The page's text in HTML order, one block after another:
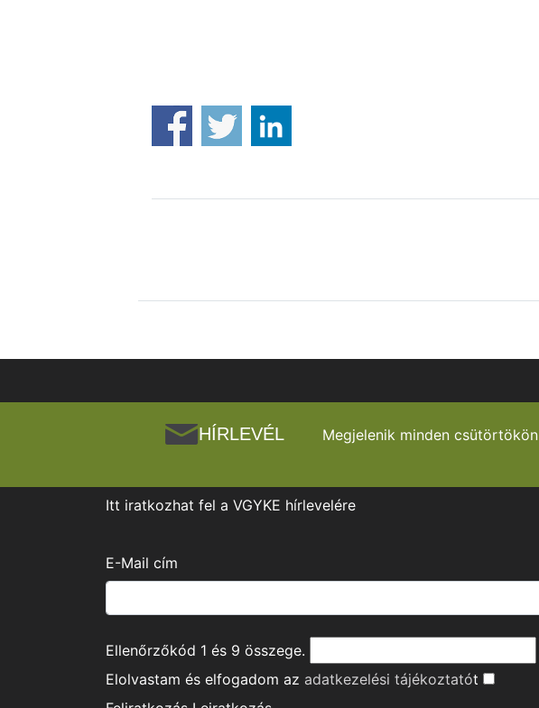
HÍRLEVÉL Megjelenik minden csütörtökön
Itt iratkozhat fel a VGYKE hírlevelére
E-Mail cím
Ellenőrzőkód 1 és 9 összege.
Elolvastam és elfogadom az adatkezelési tájékoztatót